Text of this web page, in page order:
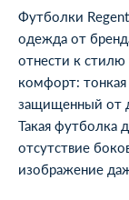
Футболки Regent
одежда от
отнести к стилю
комфорт:
защищенный от
Такая футболка
отсутствие
изображение